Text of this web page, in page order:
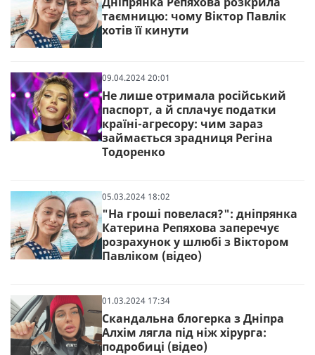
таємницю: чому Віктор Павлік
хотів її кинути
09.04.2024 20:01
Не лише отримала російський
паспорт, а й сплачує податки
країні-агресору: чим зараз
займається зрадниця Регіна
Тодоренко
05.03.2024 18:02
"На гроші повелася?": дніпрянка
Катерина Репяхова заперечує
розрахунок у шлюбі з Віктором
Павліком (відео)
01.03.2024 17:34
Скандальна блогерка з Дніпра
Алхім лягла під ніж хірурга:
подробиці (відео)